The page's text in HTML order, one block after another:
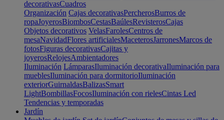
decorativasCuadros
Organización Cajas decorativasPercherosBurros de
ropaJoyerosBiombosCestasBaúlesRevisterosCajas
Objetos decorativos VelasFarolesCentros de
mesaNavidadFlores artificialesMaceterosJarronesMarcos de
fotosFiguras decorativasCajitas y
joyerosRelojesAmbientadores
Iluminación LámparasIluminación decorativaIluminación para
mueblesIluminación para dormitorioIluminación
exteriorGuirnaldasBalizasSmart
LightBombillasFocosIluminación con rielesCintas Led
Tendencias y temporadas
Jardín